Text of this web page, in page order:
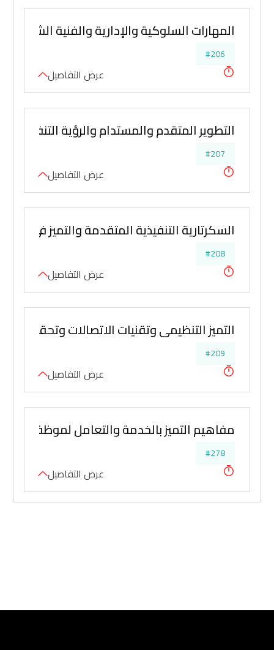
المهارات السلوكية والإدارية والفنية الشاملة
#206
عرض التفاصيل
التطوير المتقدم والمستدام والرؤية التنفيذية
#207
عرض التفاصيل
السكرتارية التنفيذية المتقدمة والتميز في فن
#208
عرض التفاصيل
التميز التنظيمي وتقنيات الاتصالات وتحقيق
#209
عرض التفاصيل
مفاهيم التميز بالخدمة والتعامل لموظفي
#278
عرض التفاصيل